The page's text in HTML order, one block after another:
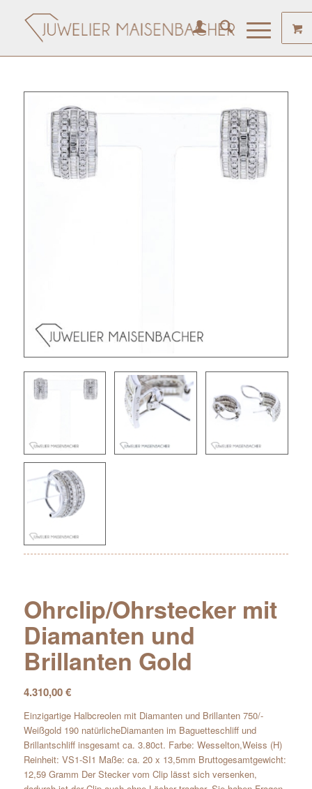
Ohrclip/Ohrstecker mit
Diamanten und
Brillanten Gold
4.310,00€
Einzigartige Halbcreolen mit Diamanten und Brillanten 750/-
Weißgold 190 natürlicheDiamanten im Baguetteschliff und
Brillantschliff insgesamt ca. 3.80ct. Farbe: Wesselton,Weiss (H)
Reinheit: VS1-SI1 Maße: ca. 20 x 13,5mm Bruttogesamtgewicht:
12,59 Gramm Der Stecker vom Clip lässt sich versenken,